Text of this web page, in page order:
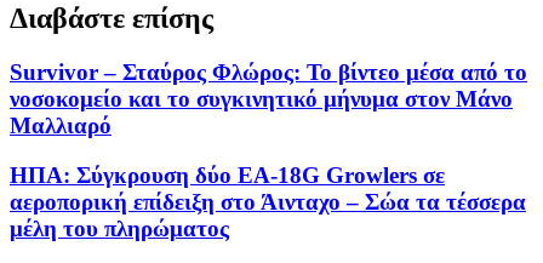
Διαβάστε επίσης
Survivor – Σταύρος Φλώρος: Το βίντεο μέσα από το
νοσοκομείο και το συγκινητικό μήνυμα στον Μάνο
Μαλλιαρό
ΗΠΑ: Σύγκρουση δύο EA-18G Growlers σε
αεροπορική επίδειξη στο Άινταχο – Σώα τα τέσσερα
μέλη του πληρώματος